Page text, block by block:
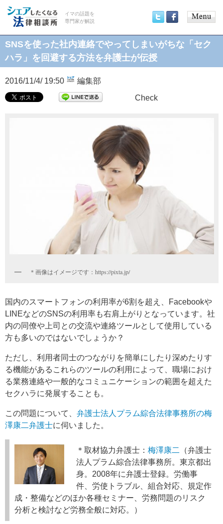
イマの話題を
専門家が解説
menu
SNSを使った社内連絡でやってしまいがちな「セク
ハラ」を回避する方法を弁護士が伝授
2016/11/4/ 19:50
編集部
Check
＊画像はイメージです：https://pixta.jp/
国内のスマートフォンの利用率が6割を超え、Facebookや
LINEなどのSNSの利用率も右肩上がりとなっています。社
内の同僚や上司との交流や連絡ツールとして使用している
方も多いのではないでしょうか？
ただし、利用者同士のつながりを簡単にしたり深めたりす
る機能があるこれらのツールの利用によって、職場におけ
る業務連絡や一般的なコミュニケーションの範囲を超えた
セクハラに発展することも。
この問題について、 弁護士法人プラム綜合法律事務所の梅
澤康二弁護士に伺いました。
＊取材協力弁護士： 梅澤康二
（弁護士
法人プラム綜合法律事務所。東京都出
身。2008年に弁護士登録。労働事
件、労使トラブル、組合対応、規定作
成・整備などのほか各種セミナー、労務問題のリスク
分析と検討など労務全般に対応。）